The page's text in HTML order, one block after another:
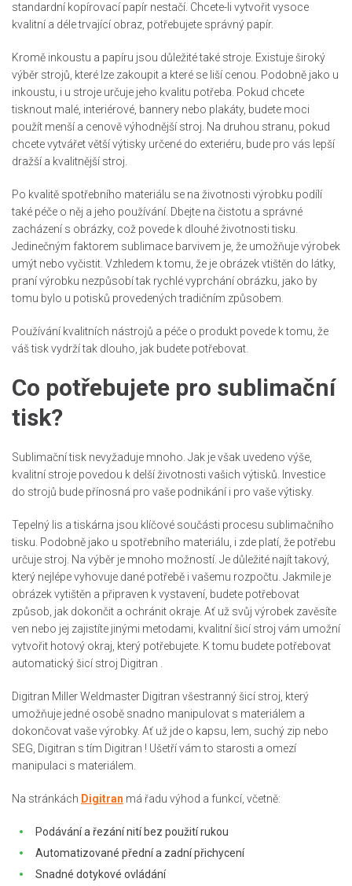
standardní kopírovací papír nestačí. Chcete-li vytvořit vysoce
kvalitní a déle trvající obraz, potřebujete správný papír.
Kromě inkoustu a papíru jsou důležité také stroje. Existuje široký
výběr strojů, které lze zakoupit a které se liší cenou. Podobně jako u
inkoustu, i u stroje určuje jeho kvalitu potřeba. Pokud chcete
tisknout malé, interiérové, bannery nebo plakáty, budete moci
použít menší a cenově výhodnější stroj. Na druhou stranu, pokud
chcete vytvářet větší výtisky určené do exteriéru, bude pro vás lepší
dražší a kvalitnější stroj.
Po kvalitě spotřebního materiálu se na životnosti výrobku podílí
také péče o něj a jeho používání. Dbejte na čistotu a správné
zacházení s obrázky, což povede k dlouhé životnosti tisku.
Jedinečným faktorem sublimace barvivem je, že umožňuje výrobek
umýt nebo vyčistit. Vzhledem k tomu, že je obrázek vtištěn do látky,
praní výrobku nezpůsobí tak rychlé vyprchání obrázku, jako by
tomu bylo u potisků provedených tradičním způsobem.
Používání kvalitních nástrojů a péče o produkt povede k tomu, že
váš tisk vydrží tak dlouho, jak budete potřebovat.
Co potřebujete pro sublimační
tisk?
Sublimační tisk nevyžaduje mnoho. Jak je však uvedeno výše,
kvalitní stroje povedou k delší životnosti vašich výtisků. Investice
do strojů bude přínosná pro vaše podnikání i pro vaše výtisky.
Tepelný lis a tiskárna jsou klíčové součásti procesu sublimačního
tisku. Podobně jako u spotřebního materiálu, i zde platí, že potřebu
určuje stroj. Na výběr je mnoho možností. Je důležité najít takový,
který nejlépe vyhovuje dané potřebě i vašemu rozpočtu. Jakmile je
obrázek vytištěn a připraven k vystavení, budete potřebovat
způsob, jak dokončit a ochránit okraje. Ať už svůj výrobek zavěsíte
ven nebo jej zajistíte jinými metodami, kvalitní šicí stroj vám umožní
vytvořit hotový okraj, který potřebujete. K tomu budete potřebovat
automatický šicí stroj Digitran .
Digitran Miller Weldmaster Digitran všestranný šicí stroj, který
umožňuje jedné osobě snadno manipulovat s materiálem a
dokončovat vaše výrobky. Ať už jde o kapsu, lem, suchý zip nebo
SEG, Digitran s tím Digitran ! Ušetří vám to starosti a omezí
manipulaci s materiálem.
Na stránkách Digitran má řadu výhod a funkcí, včetně:
Podávání a řezání nití bez použití rukou
Automatizované přední a zadní přichycení
Snadné dotykové ovládání